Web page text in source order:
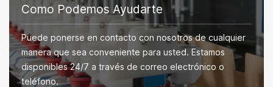
Como Podemos Ayudarte
Puede ponerse en contacto con nosotros de cualquier
manera que sea conveniente para usted. Estamos
disponibles 24/7 a través de correo electrónico o
teléfono.